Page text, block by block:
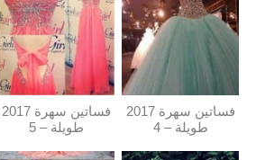
فساتين سهرة 2017
طويلة – 4
فساتين سهرة 2017
طويلة – 5